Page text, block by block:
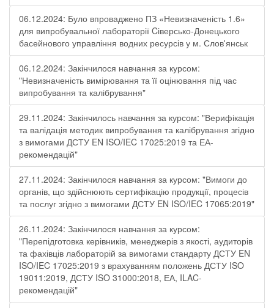
06.12.2024: Було впроваджено ПЗ «Невизначеність 1.6»
для випробувальної лабораторії Cіверсько-Донецького
басейнового управління водних ресурсів у м. Слов'янськ
06.12.2024: Закінчилося навчання за курсом:
"Невизначеність вимірювання та її оцінювання під час
випробування та калібрування"
29.11.2024: Закінчилось навчання за курсом: "Верифікація
та валідація методик випробування та калібрування згідно
з вимогами ДСТУ EN ISO/IEC 17025:2019 та ЕА-
рекомендацій"
27.11.2024: Закінчилося навчання за курсом: "Вимоги до
органів, що здійснюють сертифікацію продукції, процесів
та послуг згідно з вимогами ДСТУ EN ISO/IEC 17065:2019"
26.11.2024: Закінчилося навчання за курсом:
"Перепідготовка керівників, менеджерів з якості, аудиторів
та фахівців лабораторій за вимогами стандарту ДСТУ EN
ISO/IEC 17025:2019 з врахуванням положень ДСТУ ISO
19011:2019, ДСТУ ISO 31000:2018, ЕА, ILAC-
рекомендацій"